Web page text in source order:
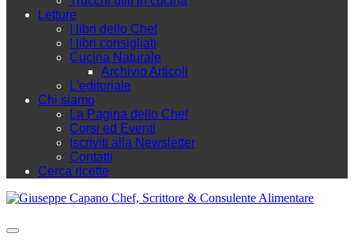
Letture
I libri dello Chef
I libri consigliati
Cucina Naturale
Archivio Articoli
L'editoriale
Chi siamo
La Pagina dello Chef
Corsi ed Eventi
Iscriviti alla Newsletter
Contatti
Cerca ricette